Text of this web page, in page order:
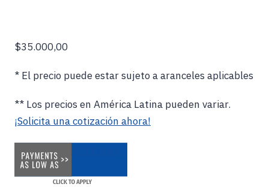
$35.000,00
* El precio puede estar sujeto a aranceles aplicables
** Los precios en América Latina pueden variar.
¡Solicita una cotización ahora!